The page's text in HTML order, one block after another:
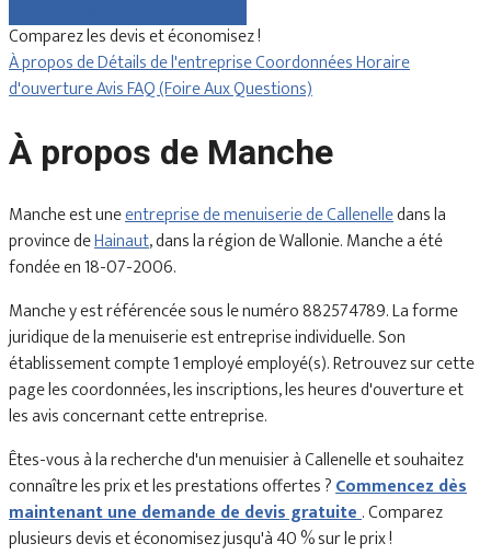
Comparez les devis et économisez !
À propos deDétails de l'entrepriseCoordonnéesHoraire
d'ouvertureAvisFAQ (Foire Aux Questions)
À propos de Manche
Manche est uneentreprise de menuiserie de Callenelledans la
province deHainaut, dans la région de Wallonie. Manche a été
fondée en 18-07-2006.
Manche y est référencée sous le numéro 882574789. La forme
juridique de la menuiserie est entreprise individuelle. Son
établissement compte 1 employé employé(s). Retrouvez sur cette
page les coordonnées, les inscriptions, les heures d'ouverture et
les avis concernant cette entreprise.
Êtes-vous à la recherche d'un menuisier à Callenelle et souhaitez
connaître les prix et les prestations offertes ?Commencez dès
maintenant une demande de devis gratuite. Comparez
plusieurs devis et économisez jusqu'à 40 % sur le prix !